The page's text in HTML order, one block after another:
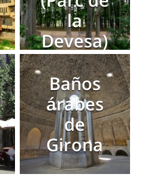
la
Devesa)
Baños
árabes
de
Girona